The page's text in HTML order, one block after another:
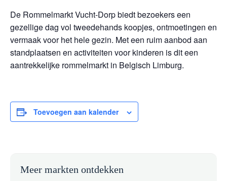
De Rommelmarkt Vucht-Dorp biedt bezoekers een
gezellige dag vol tweedehands koopjes, ontmoetingen en
vermaak voor het hele gezin. Met een ruim aanbod aan
standplaatsen en activiteiten voor kinderen is dit een
aantrekkelijke rommelmarkt in Belgisch Limburg.
Toevoegen aan kalender
Meer markten ontdekken